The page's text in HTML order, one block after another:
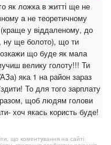
як ложка в житті ще не
а не теоретичному
у віддаленому, до
ну ще болото), що ти
що буде як мала
велику голоту!!! Ти
яка 1 на район зараз
То для того зарплату
щоб людям голови
хоч якась користь буде!
що коментування на сайті